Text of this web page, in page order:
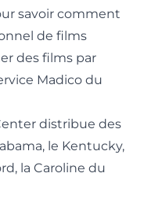
savoir comment
de films
des films par
Madico du
distribue des
le Kentucky,
la Caroline du